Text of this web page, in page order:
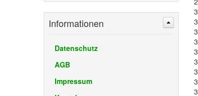
Informationen
Datenschutz
AGB
Impressum